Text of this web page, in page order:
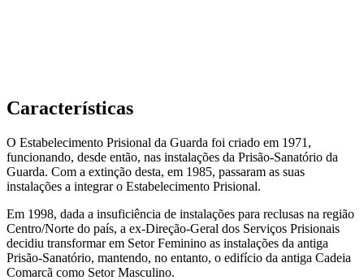
Características
O Estabelecimento Prisional da Guarda foi criado em 1971,
funcionando, desde então, nas instalações da Prisão-Sanatório da
Guarda. Com a extinção desta, em 1985, passaram as suas
instalações a integrar o Estabelecimento Prisional.
Em 1998, dada a insuficiência de instalações para reclusas na região
Centro/Norte do país, a ex-Direção-Geral dos Serviços Prisionais
decidiu transformar em Setor Feminino as instalações da antiga
Prisão-Sanatório, mantendo, no entanto, o edifício da antiga Cadeia
Comarcã como Setor Masculino.